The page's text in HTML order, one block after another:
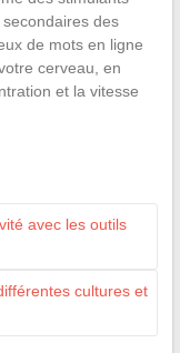
des
de mots en ligne
cerveau, en
et la vitesse
avec les outils
cultures et